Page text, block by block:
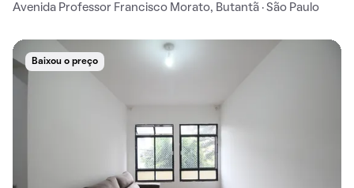
Avenida Professor Francisco Morato, Butantã · São Paulo
Baixou o preço